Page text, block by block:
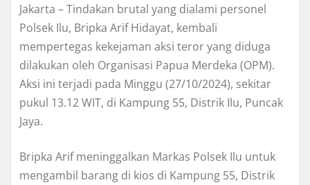
Jakarta – Tindakan brutal yang dialami personel
Polsek Ilu, Bripka Arif Hidayat, kembali
mempertegas kekejaman aksi teror yang diduga
dilakukan oleh Organisasi Papua Merdeka (OPM).
Aksi ini terjadi pada Minggu (27/10/2024), sekitar
pukul 13.12 WIT, di Kampung 55, Distrik Ilu, Puncak
Jaya.
Bripka Arif meninggalkan Markas Polsek Ilu untuk
mengambil barang di kios di Kampung 55, Distrik